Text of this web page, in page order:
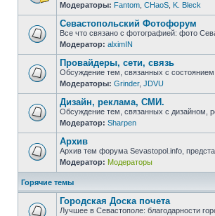
Нет
непрочитанных
сообщений
Модераторы: Fantom CHaoS K. Bleck
Нет
непрочитанных
сообщений
Севастопольский Фотофорум
Все что связано с фотографией: фото
Модератор: alximIN
Нет
непрочитанных
сообщений
Провайдеры, сети, связь
Обсуждение тем, связанных с
Модераторы: Grinder, JDVU
Нет
непрочитанных
сообщений
Дизайн, реклама, СМИ.
Обсуждение тем, связанных с дизайном,
Модератор: Sharpen
Нет
непрочитанных
сообщений
Архив
Архив тем форума Sevastopol.info,
Модератор: Модераторы
Горячие темы
Городская Доска почета
Лучшее в Севастополе: благодарности